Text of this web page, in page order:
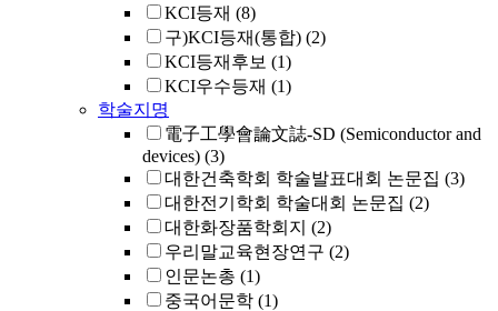
KCI등재 (8)
구)KCI등재(통합) (2)
KCI등재후보 (1)
KCI우수등재 (1)
학술지명
電子工學會論文誌-SD (Semiconductor and
devices) (3)
대한건축학회 학술발표대회 논문집 (3)
대한전기학회 학술대회 논문집 (2)
대한화장품학회지 (2)
우리말교육현장연구 (2)
인문논총 (1)
중국어문학 (1)